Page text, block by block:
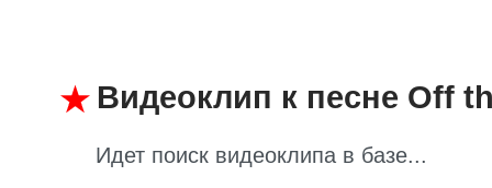
Видеоклип к песне Off
Идет поиск видеоклипа в базе...